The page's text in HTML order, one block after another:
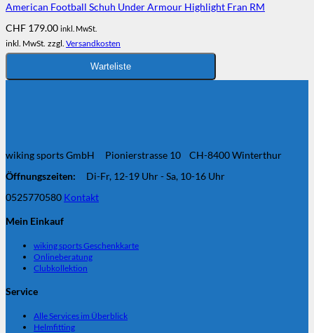
auf.
Optionen
können
auf
Produktseite
American Football Schuh Under Armour Highlight Fran RM
CHF 179.00 inkl. MwSt.
inkl. MwSt. zzgl. Versandkosten
Warteliste
wiking sports GmbH Pionierstrasse 10 CH-8400 Winterthur
Öffnungszeiten: Di-Fr, 12-19 Uhr - Sa, 10-16 Uhr
0525770580 Kontakt
Mein Einkauf
wiking sports Geschenkkarte
Onlineberatung
Clubkollektion
Service
Alle Services im Überblick
Helmfitting